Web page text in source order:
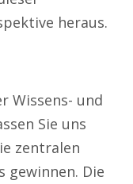
heraus.
Wissens- und
Sie uns
zentralen
gewinnen. Die